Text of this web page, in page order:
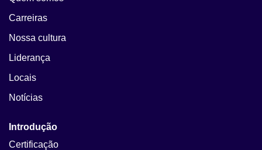
Carreiras
Nossa cultura
Liderança
Locais
Notícias
Introdução
Certificação